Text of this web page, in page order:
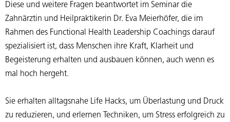
Diese und weitere Fragen beantwortet im Seminar die
Zahnärztin und Heilpraktikerin Dr. Eva Meierhöfer, die im
Rahmen des Functional Health Leadership Coachings darauf
spezialisiert ist, dass Menschen ihre Kraft, Klarheit und
Begeisterung erhalten und ausbauen können, auch wenn es
mal hoch hergeht.
Sie erhalten alltagsnahe Life Hacks, um Überlastung und Druck
zu reduzieren, und erlernen Techniken, um Stress erfolgreich zu